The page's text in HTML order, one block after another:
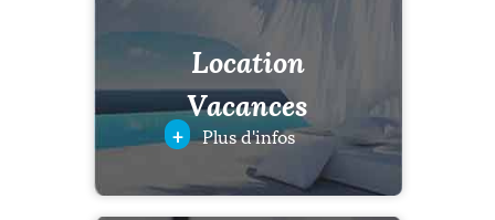
Location
Vacances
+ Plus d'infos